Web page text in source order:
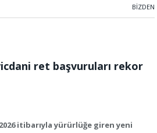
BIZDEN
ret başvuruları rekor
itibarıyla yürürlüğe giren yeni